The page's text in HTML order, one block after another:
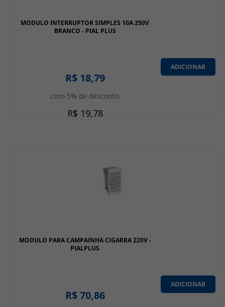
MODULO INTERRUPTOR SIMPLES 10A 250V
BRANCO - PIAL PLUS
R$ 18,79
com 5% de desconto
R$ 19,78
ADICIONAR
MODULO PARA CAMPAINHA CIGARRA 220V -
PIALPLUS
R$ 70,86
ADICIONAR